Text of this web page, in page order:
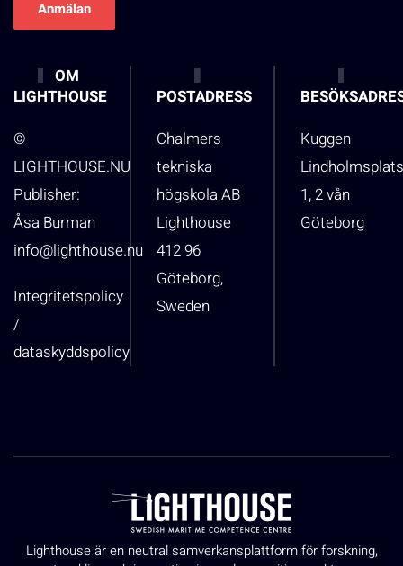
OM
LIGHTHOUSE
©
LIGHTHOUSE.NU
Publisher:
Åsa Burman
info@lighthouse.nu
Integritetspolicy
/
dataskyddspolicy
POSTADRESS
Chalmers
tekniska
högskola AB
Lighthouse
412 96
Göteborg,
Sweden
Kuggen
1, 2 vån
Göteborg
Lighthouse är en neutral samverkansplattform för forskning,